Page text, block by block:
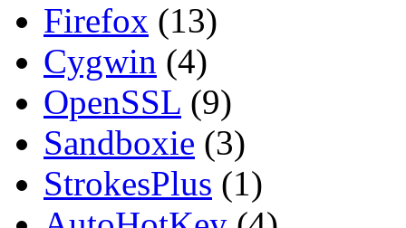
Firefox (13)
Cygwin (4)
OpenSSL (9)
Sandboxie (3)
StrokesPlus (1)